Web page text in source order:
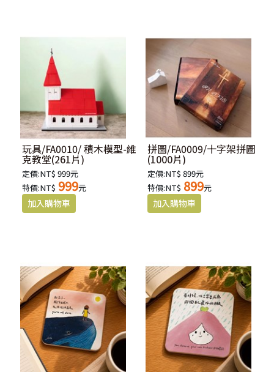
玩具/FA0010/ 積木模型-維
克教堂(261片)
定價:NT$ 999元
特價:NT$ 999元
拼圖/FA0009/十字架拼圖
(1000片)
定價:NT$ 899元
特價:NT$ 899元